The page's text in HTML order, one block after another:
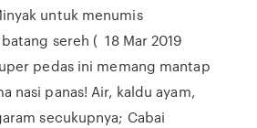
untuk menumis
sereh ( 18 Mar 2019
pedas ini memang mantap
nasi panas! Air, kaldu ayam,
secukupnya; Cabai